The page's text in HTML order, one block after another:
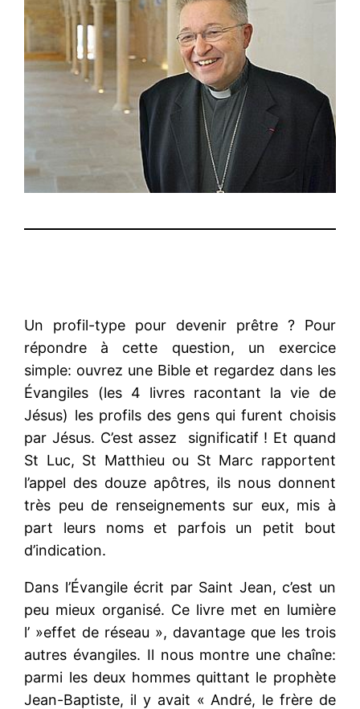
Un profil-type pour devenir prêtre ? Pour
répondre à cette question, un exercice
simple: ouvrez une Bible et regardez dans les
Évangiles (les 4 livres racontant la vie de
Jésus) les profils des gens qui furent choisis
par Jésus. C’est assez significatif ! Et quand
St Luc, St Matthieu ou St Marc rapportent
l’appel des douze apôtres, ils nous donnent
très peu de renseignements sur eux, mis à
part leurs noms et parfois un petit bout
d’indication.
Dans l’Évangile écrit par Saint Jean, c’est un
peu mieux organisé. Ce livre met en lumière
l’ »effet de réseau », davantage que les trois
autres évangiles. Il nous montre une chaîne:
parmi les deux hommes quittant le prophète
Jean-Baptiste, il y avait « André, le frère de